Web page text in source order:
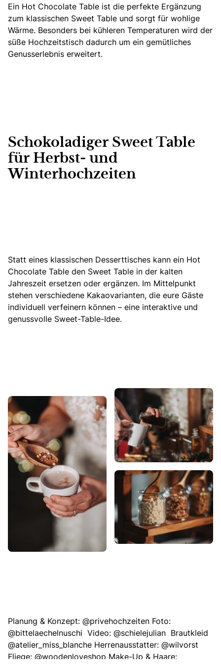
Ein Hot Chocolate Table ist die perfekte Ergänzung
zum klassischen Sweet Table und sorgt für wohlige
Wärme. Besonders bei kühleren Temperaturen wird der
süße Hochzeitstisch dadurch um ein gemütliches
Genusserlebnis erweitert.
Schokoladiger Sweet Table
für Herbst- und
Winterhochzeiten
Statt eines klassischen Desserttisches kann ein Hot
Chocolate Table den Sweet Table in der kalten
Jahreszeit ersetzen oder ergänzen. Im Mittelpunkt
stehen verschiedene Kakaovarianten, die eure Gäste
individuell verfeinern können – eine interaktive und
genussvolle Sweet-Table-Idee.
Planung & Konzept: @privehochzeiten Foto:
@bittelaechelnuschi Video: @schielejulian Brautkleid
@atelier_miss_blanche Herrenausstatter: @wilvorst
Fliege: @woodenloveshop Make-Up & Haare: